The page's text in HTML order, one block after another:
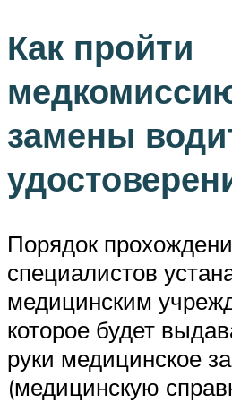
Как пройти
замены
Порядок
специалистов
медицинским
которое будет
руки медицинское
(медицинскую